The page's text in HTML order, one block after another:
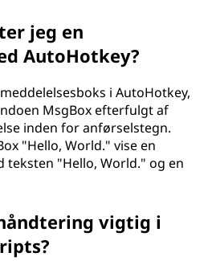
jeg en
AutoHotkey?
i AutoHotkey,
MsgBox efterfulgt af
inden for anførselstegn.
"Hello, World." vise en
teksten "Hello, World." og en
vigtig i